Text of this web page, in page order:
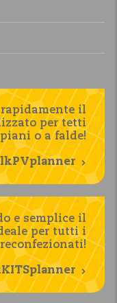
il
per tetti
piani o a falde!
e semplice il
per tutti i